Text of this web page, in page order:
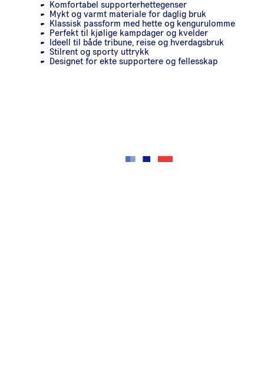
Komfortabel supporterhettegenser
Mykt og varmt materiale for daglig bruk
Klassisk passform med hette og kengurulomme
Perfekt til kjølige kampdager og kvelder
Ideell til både tribune, reise og hverdagsbruk
Stilrent og sporty uttrykk
Designet for ekte supportere og fellesskap